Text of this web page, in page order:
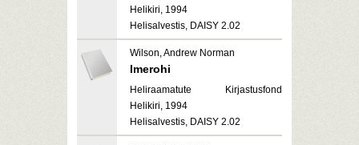
Helikiri, 1994
Helisalvestis, DAISY 2.02
Wilson, Andrew Norman
Imerohi
Heliraamatute Kirjastusfond
Helikiri, 1994
Helisalvestis, DAISY 2.02